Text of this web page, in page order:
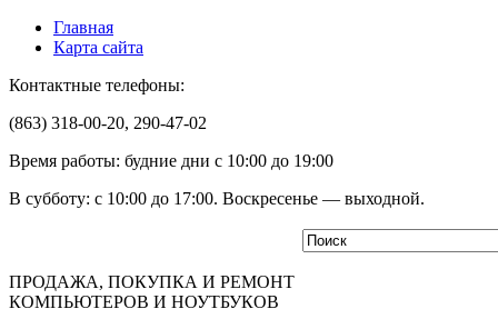
Главная
Карта сайта
Контактные телефоны:
(863) 318-00-20, 290-47-02
Время работы: будние дни с 10:00 до 19:00
В субботу: с 10:00 до 17:00. Воскресенье — выходной.
ПРОДАЖА, ПОКУПКА И РЕМОНТ
КОМПЬЮТЕРОВ И НОУТБУКОВ